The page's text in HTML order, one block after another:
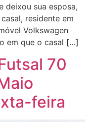
deixou sua esposa,
residente em
Volkswagen
em que o casal […]
70
feira